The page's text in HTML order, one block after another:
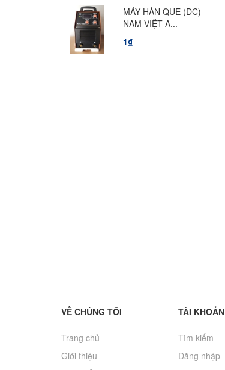
MÁY HÀN QUE (DC)
NAM VIỆT A...
1₫
VỀ CHÚNG TÔI
Trang chủ
Giới thiệu
TÀI KHOẢN
Tìm kiếm
Đăng nhập